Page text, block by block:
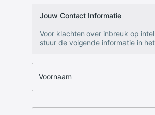
Jouw Contact Informatie
Voor klachten over inbreuk op
stuur de volgende informatie in
Voornaam